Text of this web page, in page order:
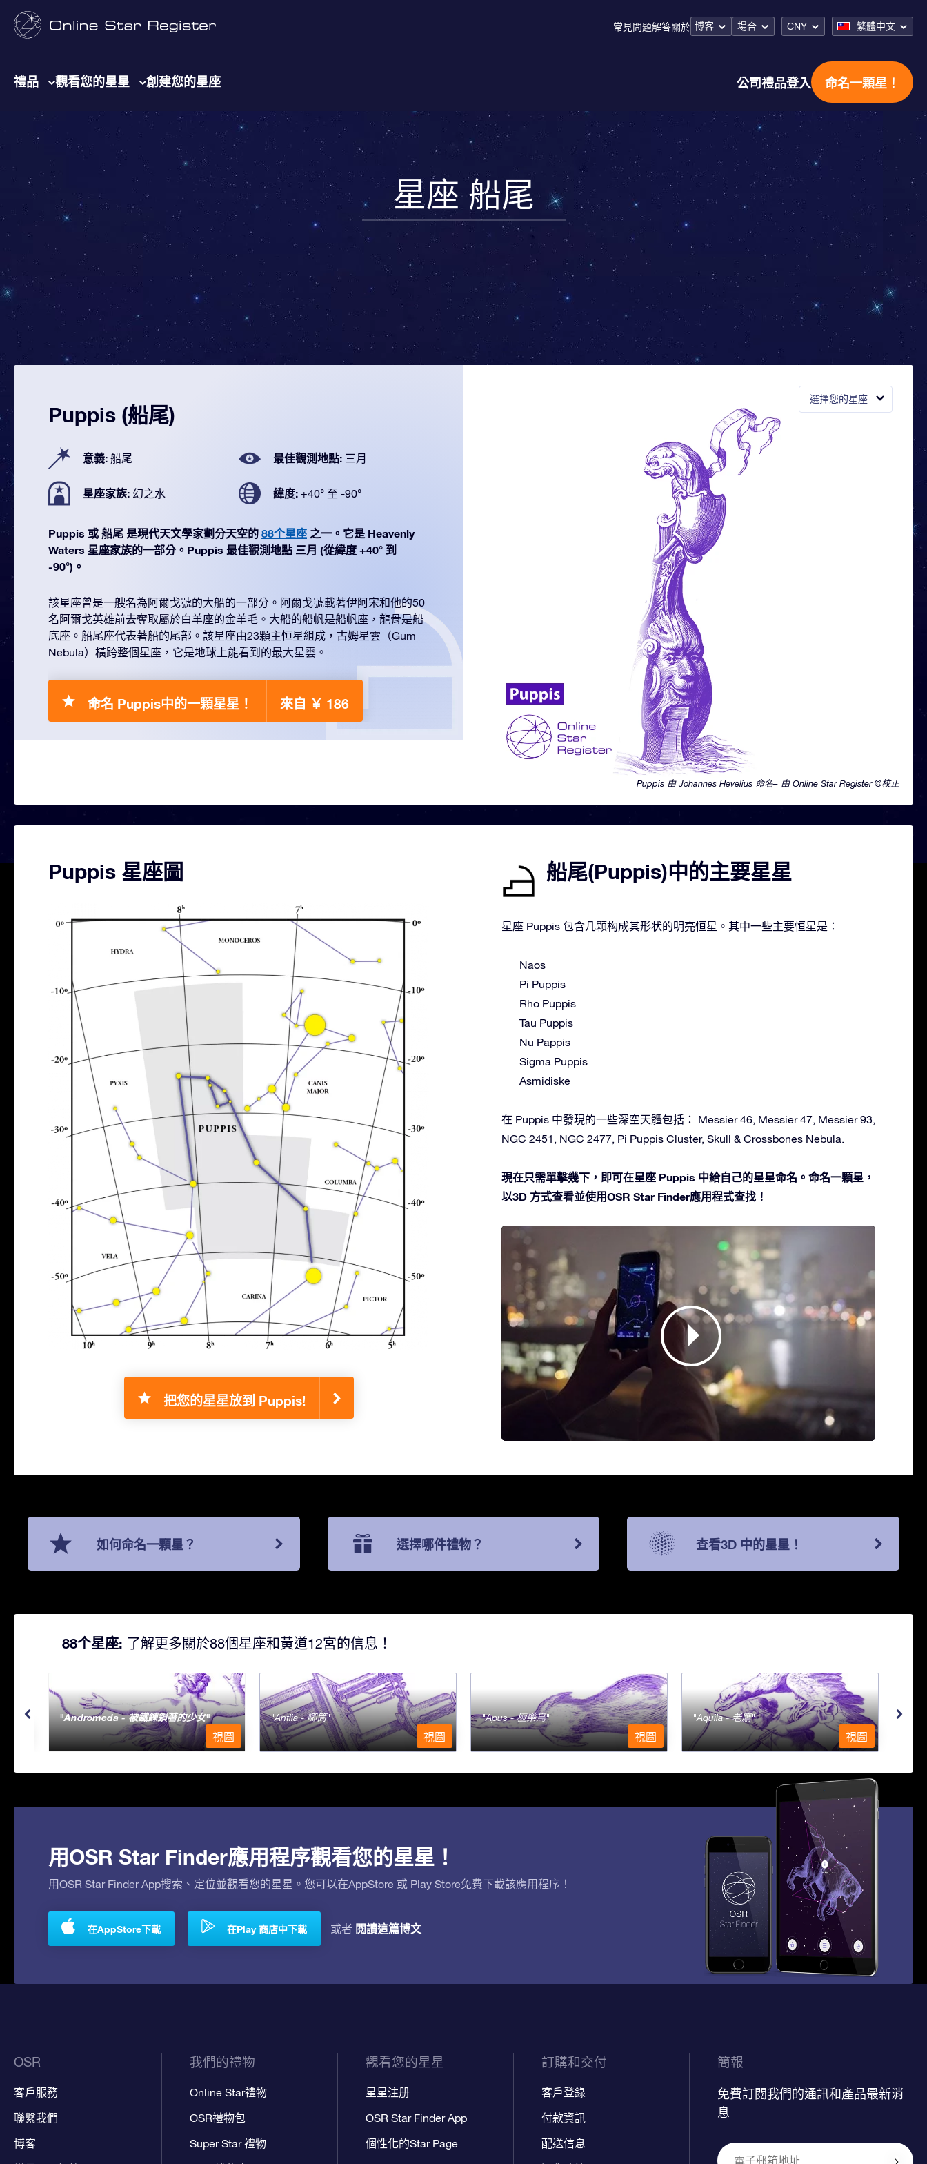
常見問題解答關於 博客 場合 CNY 繁體中文
禮品 觀看您的星星 創建您的星座 公司禮品登入 命名一顆星！
星座 船尾
選擇您的星座
Puppis 由 Johannes Hevelius 命名– 由 Online Star Register ©校正
Puppis (船尾)
意義: 船尾 最佳觀測地點: 三月
星座家族: 幻之水 緯度: +40° 至 -90°
Puppis 或 船尾 是現代天文學家劃分天空的 88个星座 之一。它是 Heavenly
Waters 星座家族的一部分。Puppis 最佳觀測地點 三月 (從緯度 +40° 到
-90°)。
該星座曾是一艘名為阿爾戈號的大船的一部分。阿爾戈號載著伊阿宋和他的50
名阿爾戈英雄前去奪取屬於白羊座的金羊毛。大船的船帆是船帆座，龍骨是船
底座。船尾座代表著船的尾部。該星座由23顆主恒星組成，古姆星雲（Gum
Nebula）橫跨整個星座，它是地球上能看到的最大星雲。
命名 Puppis中的一顆星星！ 來自 ￥ 186
Puppis 星座圖
把您的星星放到 Puppis!
船尾(Puppis)中的主要星星
星座 Puppis 包含几颗构成其形状的明亮恒星。其中一些主要恒星是：
Naos
Pi Puppis
Rho Puppis
Tau Puppis
Nu Pappis
Sigma Puppis
Asmidiske
在 Puppis 中發現的一些深空天體包括： Messier 46, Messier 47, Messier 93,
NGC 2451, NGC 2477, Pi Puppis Cluster, Skull & Crossbones Nebula.
現在只需單擊幾下，即可在星座 Puppis 中給自己的星星命名。命名一顆星，
以3D 方式查看並使用OSR Star Finder應用程式查找！
如何命名一顆星？ 選擇哪件禮物？ 查看3D 中的星星！
88个星座: 了解更多關於88個星座和黃道12宮的信息！
Andromeda - 被鐵鍊鎖著的少女
視圖
Antlia - 唧筒
視圖
Apus - 極樂鳥
視圖
Aquila - 老鷹
視圖
用OSR Star Finder應用程序觀看您的星星！
用OSR Star Finder App搜索、定位並觀看您的星星。您可以在AppStore 或 Play Store免費下載該應用程序！
在AppStore下載 在Play 商店中下載 或者 閱讀這篇博文
OSR
客戶服務
聯繫我們
博客
我們的禮物
Online Star禮物
OSR禮物包
Super Star 禮物
觀看您的星星
星星注册
OSR Star Finder App
個性化的Star Page
訂購和交付
客戶登錄
付款資訊
配送信息
簡報
免費訂閱我們的通訊和產品最新消
息